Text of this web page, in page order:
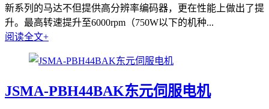
新系列的马达不但提供高分辨率编码器，更在性能上做出了提
升。最高转速提升至6000rpm（750W以下的机种...
阅读全文+
JSMA-PBH44BAK东元伺服电机